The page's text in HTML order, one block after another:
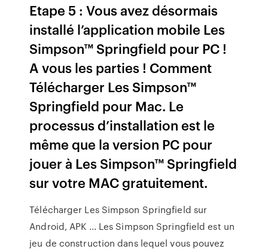
Etape 5 : Vous avez désormais
installé l’application mobile Les
Simpson™ Springfield pour PC !
A vous les parties ! Comment
Télécharger Les Simpson™
Springfield pour Mac. Le
processus d’installation est le
même que la version PC pour
jouer à Les Simpson™ Springfield
sur votre MAC gratuitement.
Télécharger Les Simpson Springfield sur
Android, APK ... Les Simpson Springfield est un
jeu de construction dans lequel vous pouvez